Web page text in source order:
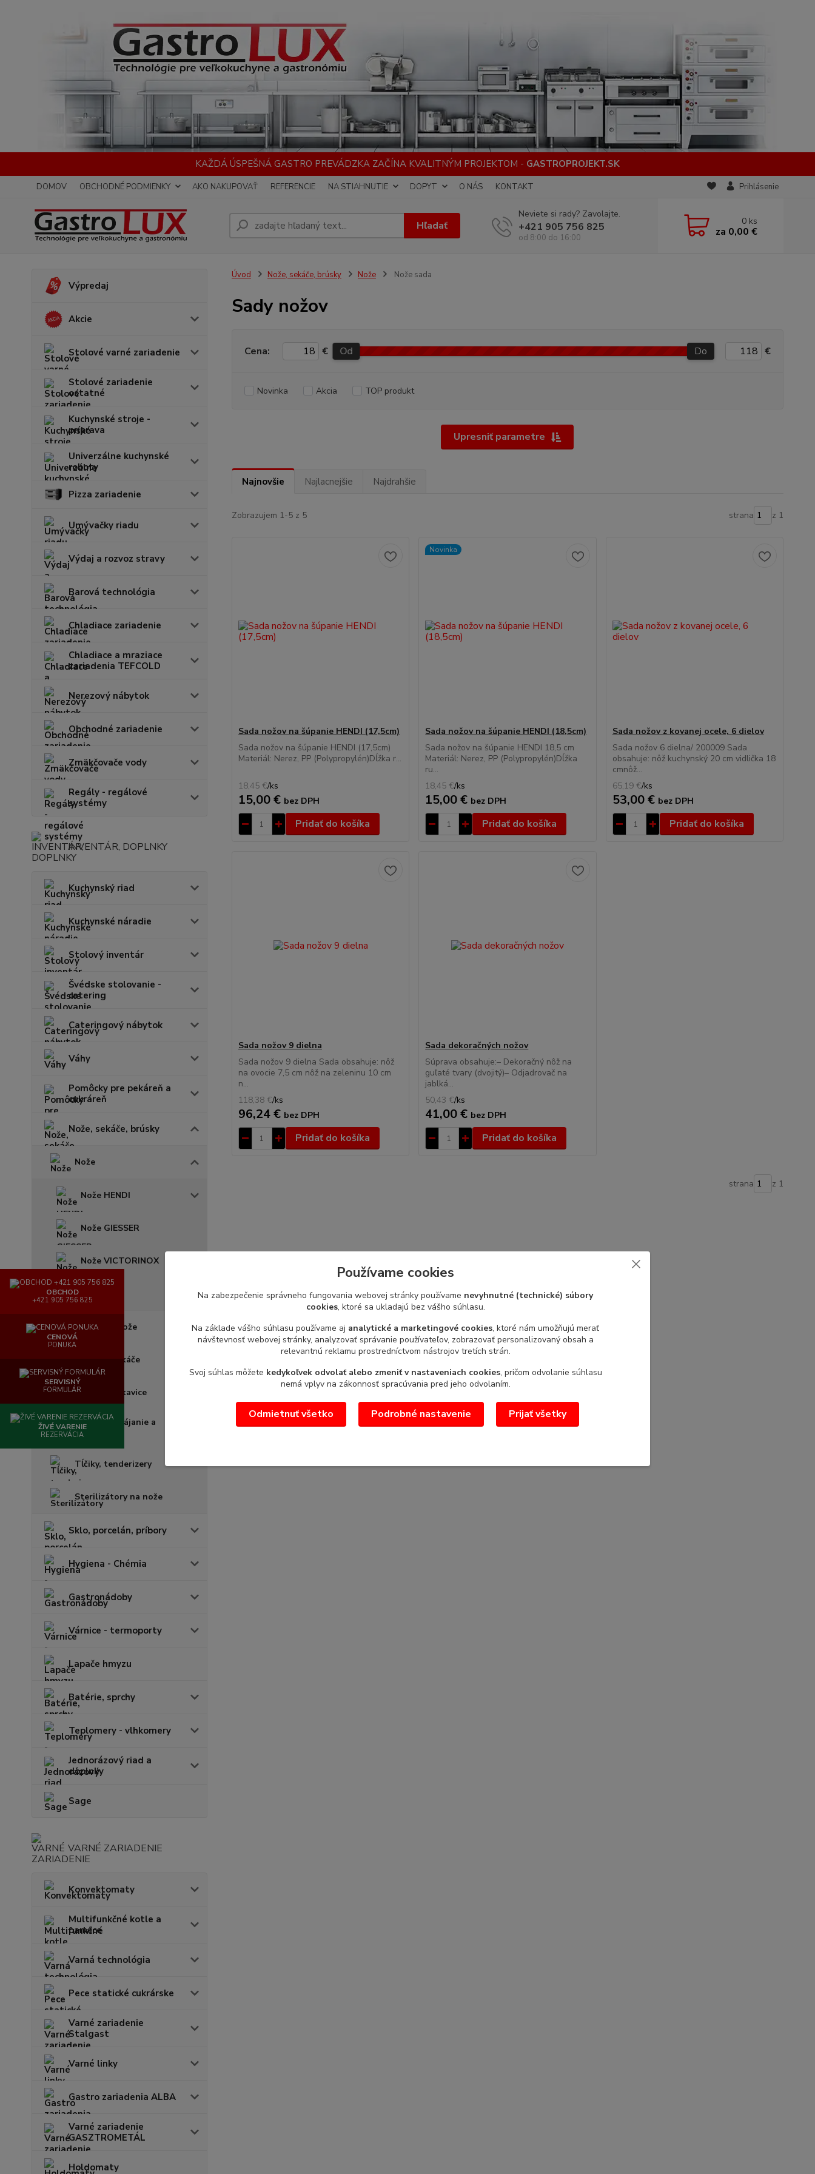
KAŽDÁ ÚSPEŠNÁ GASTRO PREVÁDZKA ZAČÍNA KVALITNÝM PROJEKTOM - GASTROPROJEKT.SK
DOMOV OBCHODNÉ PODMIENKY AKO NAKUPOVAŤ REFERENCIE NA STIAHNUTIE DOPYT O NÁS KONTAKT Prihlásenie
Hľadať
Neviete si rady? Zavolajte.
+421 905 756 825
od 8:00 do 16:00
0 ks
za 0,00 €
Výpredaj
Akcie
Stolové varné zariadenie
Stolové zariadenie
ostatné
Kuchynské stroje -
príprava
Univerzálne kuchynské
roboty
Pizza zariadenie
Umývačky riadu
Výdaj a rozvoz stravy
Barová technológia
Chladiace zariadenie
Chladiace a mraziace
zariadenia TEFCOLD
Nerezový nábytok
Obchodné zariadenie
Zmäkčovače vody
Regály - regálové
systémy
INVENTÁR, DOPLNKY
Kuchynský riad
Kuchynské náradie
Stolový inventár
Švédske stolovanie -
catering
Cateringový nábytok
Váhy
Pomôcky pre pekáreň a
cukráreň
Nože, sekáče, brúsky
Nože
Nože HENDI
Nože GIESSER
Nože VICTORINOX
Brúsky na nože
Sekery a sekáče
Ocielky , rukavice
Dosky na krájanie a
sekanie
Tĺčiky, tenderizery
Sterilizátory na nože
Sklo, porcelán, príbory
Hygiena - Chémia
Gastronádoby
Várnice - termoporty
Lapače hmyzu
Batérie, sprchy
Teplomery - vlhkomery
Jednorázový riad a
doplnky
Sage
VARNÉ ZARIADENIE
Konvektomaty
Multifunkčné kotle a
panvice
Varná technológia
Pece statické cukrárske
Varné zariadenie
Stalgast
Varné linky
Gastro zariadenia ALBA
Varné zariadenie
GASZTROMETÁL
Holdomaty
Úvod Nože, sekáče, brúsky Nože Nože sada
Sady nožov
Upresniť parametre
Cena: € Od Do €
Novinka Akcia TOP produkt
Najnovšie Najlacnejšie Najdrahšie
Zobrazujem 1-5 z 5 strana z 1
Sada nožov na šúpanie HENDI (17,5cm)
Sada nožov na šúpanie HENDI (17,5cm)
Materiál: Nerez, PP (Polypropylén)Dĺžka r...
18,45 €/ks
15,00 € bez DPH
Pridať do košíka
Novinka
Sada nožov na šúpanie HENDI (18,5cm)
Sada nožov na šúpanie HENDI 18,5 cm
Materiál: Nerez, PP (Polypropylén)Dĺžka
ru...
18,45 €/ks
15,00 € bez DPH
Pridať do košíka
Sada nožov z kovanej ocele, 6 dielov
Sada nožov 6 dielna/ 200009 Sada
obsahuje: nôž kuchynský 20 cm vidlička 18
cmnôž...
65,19 €/ks
53,00 € bez DPH
Pridať do košíka
Sada nožov 9 dielna
Sada nožov 9 dielna Sada obsahuje: nôž
na ovocie 7,5 cm nôž na zeleninu 10 cm
n...
118,38 €/ks
96,24 € bez DPH
Pridať do košíka
Sada dekoračných nožov
Súprava obsahuje:– Dekoračný nôž na
guľaté tvary (dvojitý)– Odjadrovač na
jablká...
50,43 €/ks
41,00 € bez DPH
Pridať do košíka
strana z 1
OBCHOD
+421 905 756 825
CENOVÁ
PONUKA
SERVISNÝ
FORMULÁR
ŽIVÉ VARENIE
REZERVÁCIA
Používame cookies
Na zabezpečenie správneho fungovania webovej stránky používame nevyhnutné (technické) súbory
cookies, ktoré sa ukladajú bez vášho súhlasu.
Na základe vášho súhlasu používame aj analytické a marketingové cookies, ktoré nám umožňujú merať
návštevnosť webovej stránky, analyzovať správanie používateľov, zobrazovať personalizovaný obsah a
relevantnú reklamu prostredníctvom nástrojov tretích strán.
Svoj súhlas môžete kedykoľvek odvolať alebo zmeniť v nastaveniach cookies, pričom odvolanie súhlasu
nemá vplyv na zákonnosť spracúvania pred jeho odvolaním.
Odmietnuť všetko Podrobné nastavenie Prijať všetky